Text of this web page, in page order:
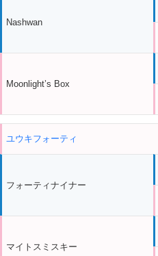
Nashwan
Moonlight’s Box
ユウキフォーティ
フォーティナイナー
マイトスミスキー